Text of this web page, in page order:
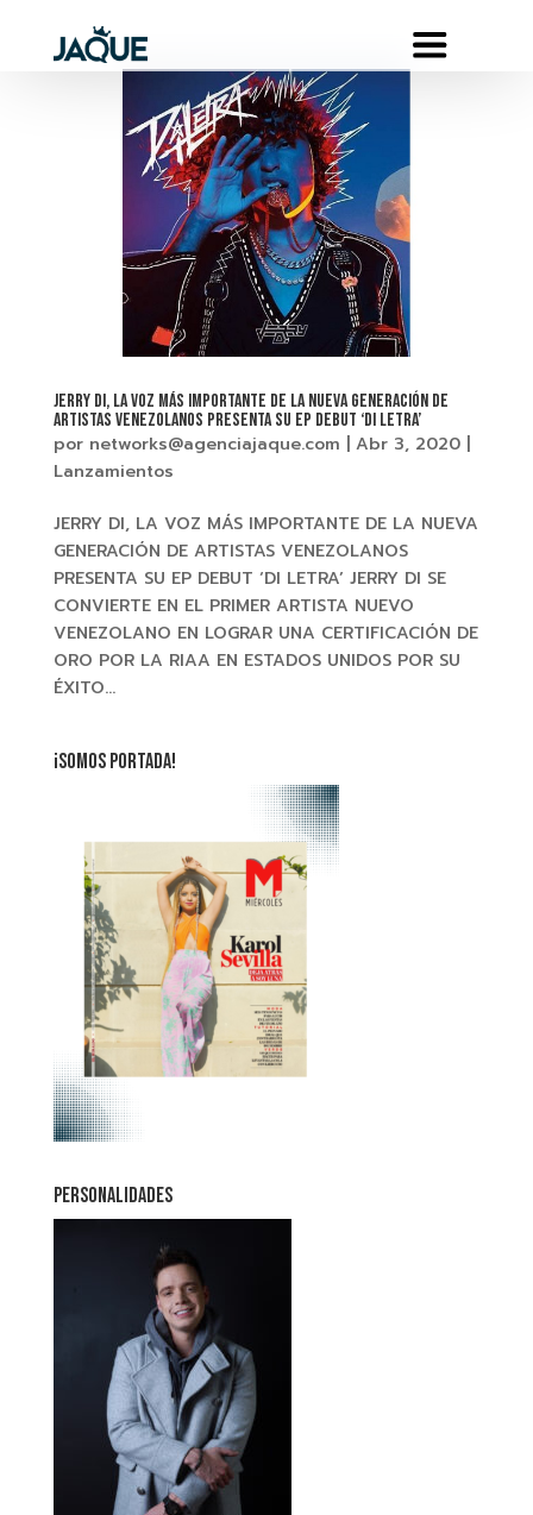
JERRY DI, LA VOZ MÁS IMPORTANTE DE LA NUEVA GENERACIÓN DE
ARTISTAS VENEZOLANOS PRESENTA SU EP DEBUT ‘DI LETRA’
por networks@agenciajaque.com Abr 3, 2020|
Lanzamientos
JERRY DI, LA VOZ MÁS IMPORTANTE DE LA NUEVA
GENERACIÓN DE ARTISTAS VENEZOLANOS
PRESENTA SU EP DEBUT ‘DI LETRA’ JERRY DI SE
CONVIERTE EN EL PRIMER ARTISTA NUEVO
VENEZOLANO EN LOGRAR UNA CERTIFICACIÓN DE
ORO POR LA RIAA EN ESTADOS UNIDOS POR SU
ÉXITO...
¡SOMOS PORTADA!
PERSONALIDADES